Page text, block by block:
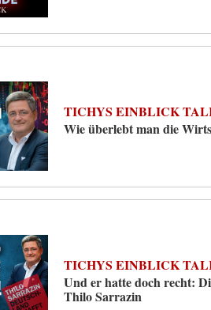
TICHYS EINBLICK
Wie überlebt man die
TICHYS EINBLICK
Und er hatte doch recht:
Thilo Sarrazin